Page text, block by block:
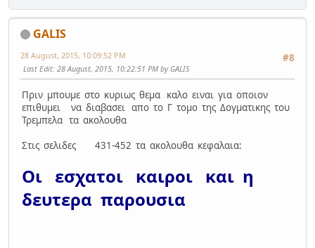
GALIS
#8
28 August, 2015, 10:09:52 PM
Last Edit: 28 August, 2015, 10:22:51 PM by GALIS
Πριν μπουμε στο κυριως θεμα καλο ειναι για οποιον
επιθυμει να διαβασει απο το Γ τομο της Δογματικης του
Τρεμπελα τα ακολουθα
Στις σελιδες 431-452 τα ακολουθα κεφαλαια:
Οι εσχατοι καιροι και η
δευτερα παρουσια